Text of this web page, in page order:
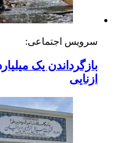
سرویس اجتماعی:
بازگرداندن یک
ازنایی